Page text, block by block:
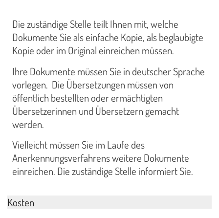
Die zuständige Stelle teilt Ihnen mit, welche
Dokumente Sie als einfache Kopie, als beglaubigte
Kopie oder im Original einreichen müssen.
Ihre Dokumente müssen Sie in deutscher Sprache
vorlegen. Die Übersetzungen müssen von
öffentlich bestellten oder ermächtigten
Übersetzerinnen und Übersetzern gemacht
werden.
Vielleicht müssen Sie im Laufe des
Anerkennungsverfahrens weitere Dokumente
einreichen. Die zuständige Stelle informiert Sie.
Kosten